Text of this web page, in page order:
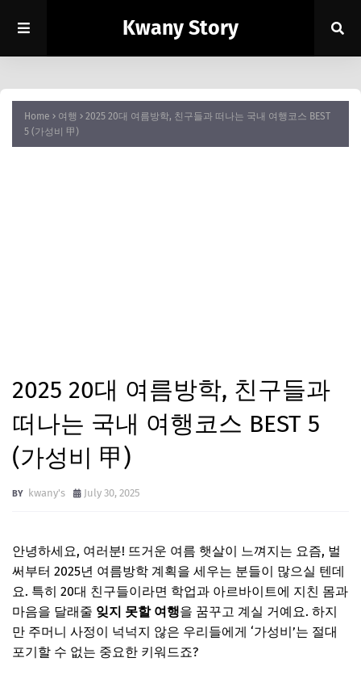
Kwany Story
Home 여행
2025 20대 여름방학, 친구들과 떠나는 국내 여행코스 BEST
5 (가성비 甲)
2025 20대 여름방학, 친구들과
떠나는 국내 여행코스 BEST 5
(가성비 甲)
kwany's July 30, 2025
안녕하세요, 여러분! 뜨거운 여름 햇살이 느껴지는 요즘, 벌
써부터 2025년 여름방학 계획을 세우는 분들이 많으실 텐데
요. 특히 20대 친구들이라면 학업과 아르바이트에 지친 몸과
마음을 달래줄 잊지 못할 여행을 꿈꾸고 계실 거예요. 하지
만 주머니 사정이 넉넉지 않은 우리들에게 ‘가성비’는 절대
포기할 수 없는 중요한 키워드죠?